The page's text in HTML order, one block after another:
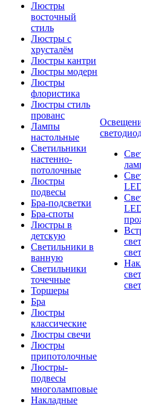
Люстры
восточный
стиль
Люстры с
хрусталём
Люстры кантри
Люстры модерн
Люстры
флористика
Люстры стиль
прованс
Лампы
настольные
Светильники
настенно-
потолочные
Люстры
подвесы
Бра-подсветки
Бра-споты
Люстры в
детскую
Светильники в
ванную
Светильники
точечные
Торшеры
Бра
Люстры
классические
Люстры свечи
Люстры
припотолочные
Люстры-
подвесы
многоламповые
Накладные